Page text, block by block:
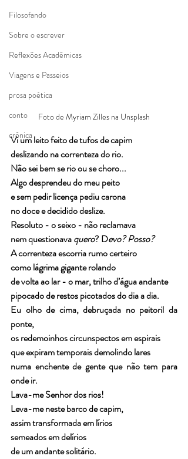
Filosofando
Sobre o escrever
Reflexões Acadêmicas
Viagens e Passeios
prosa poética
conto
crônica
Foto de Myriam Zilles na Unsplash
Vi um leito feito de tufos de capim
deslizando na correnteza do rio.
Não sei bem se rio ou se choro...
Algo desprendeu do meu peito
e sem pedir licença pediu carona
no doce e decidido deslize.
Resoluto - o seixo - não reclamava
nem questionava quero? Devo? Posso?
A correnteza escorria rumo certeiro
como lágrima gigante rolando
de volta ao lar - o mar, trilho d’água andante
pipocado de restos picotados do dia a dia.
Eu olho de cima, debruçada no peitoril da
ponte,
os redemoinhos circunspectos em espirais
que expiram temporais demolindo lares
numa enchente de gente que não tem para
onde ir.
Lava-me Senhor dos rios!
Leva-me neste barco de capim,
assim transformada em lírios
semeados em delírios
de um andante solitário.